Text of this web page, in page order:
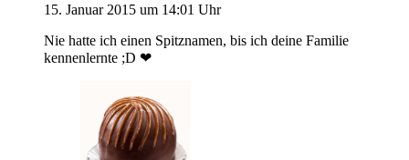
15. Januar 2015 um 14:01 Uhr
Nie hatte ich einen Spitznamen, bis ich deine Familie
kennenlernte ;D ❤